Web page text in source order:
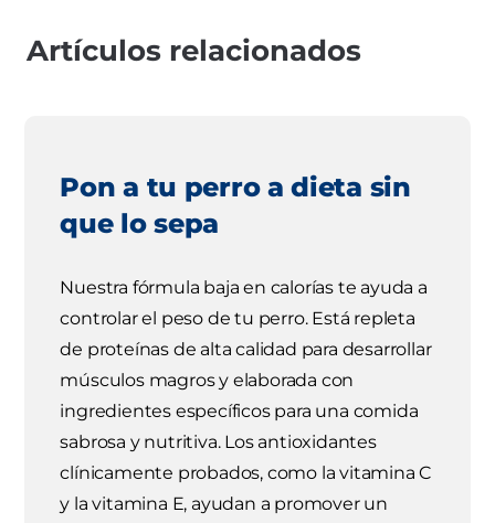
Artículos relacionados
Pon a tu perro a dieta sin
que lo sepa
Nuestra fórmula baja en calorías te ayuda a
controlar el peso de tu perro. Está repleta
de proteínas de alta calidad para desarrollar
músculos magros y elaborada con
ingredientes específicos para una comida
sabrosa y nutritiva. Los antioxidantes
clínicamente probados, como la vitamina C
y la vitamina E, ayudan a promover un